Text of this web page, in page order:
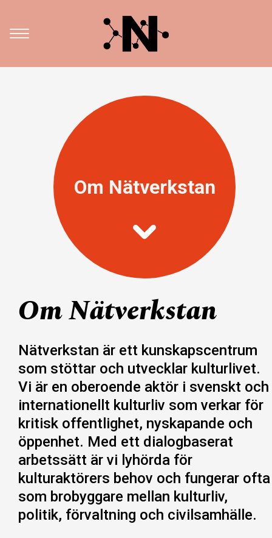
Om Nätverkstan
Om Nätverkstan
Nätverkstan är ett kunskapscentrum
som stöttar och utvecklar kulturlivet.
Vi är en oberoende aktör i svenskt och
internationellt kulturliv som verkar för
kritisk offentlighet, nyskapande och
öppenhet. Med ett dialogbaserat
arbetssätt är vi lyhörda för
kulturaktörers behov och fungerar ofta
som brobyggare mellan kulturliv,
politik, förvaltning och civilsamhälle.